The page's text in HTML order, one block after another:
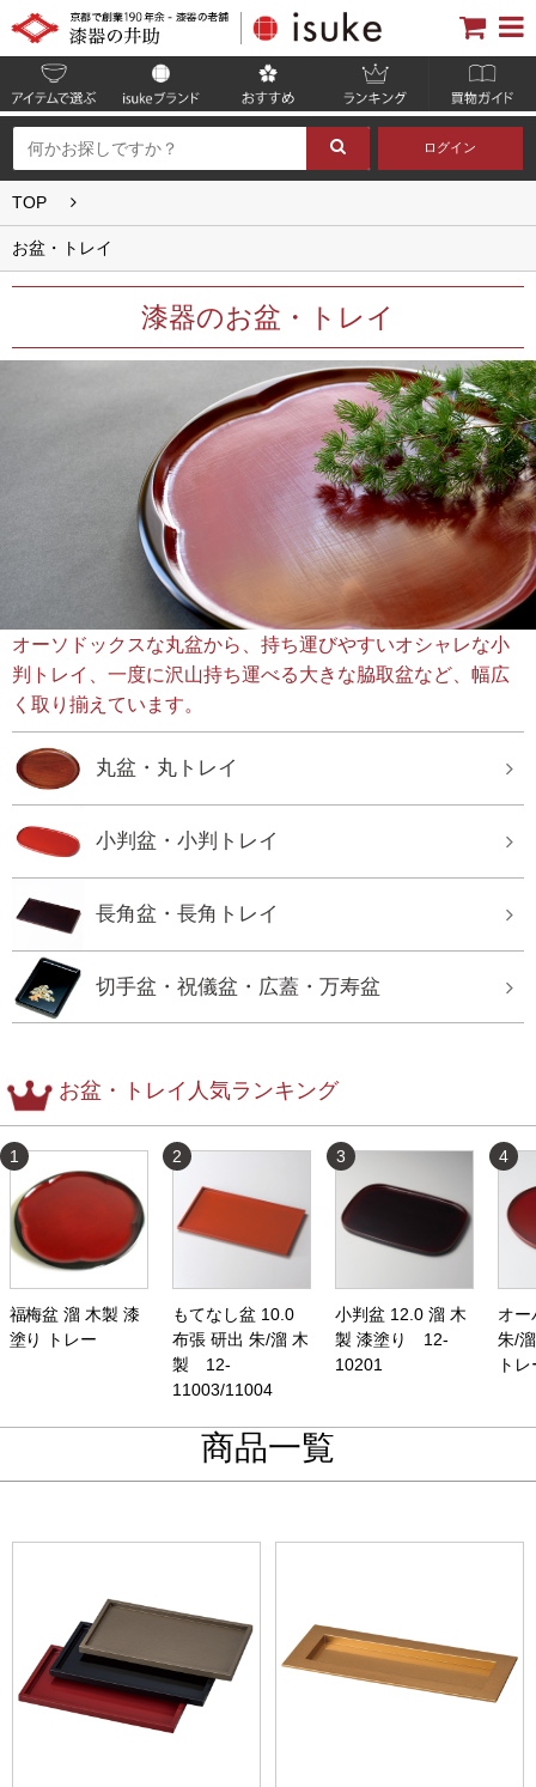
ログイン
TOP
お盆・トレイ
漆器のお盆・トレイ
オーソドックスな丸盆から、持ち運びやすいオシャレな小
判トレイ、一度に沢山持ち運べる大きな脇取盆など、幅広
く取り揃えています。
丸盆・丸トレイ
小判盆・小判トレイ
長角盆・長角トレイ
切手盆・祝儀盆・広蓋・万寿盆
お盆・トレイ人気ランキング
1
福梅盆 溜 木製 漆
塗り トレー
2
もてなし盆 10.0
布張 研出 朱/溜 木
製 12-
11003/11004
3
小判盆 12.0 溜 木
製 漆塗り 12-
10201
4
オー
朱/
ト
商品一覧